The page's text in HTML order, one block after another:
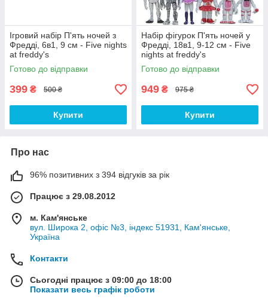
Ігровий набір П'ять ночей з
Фредді, 6в1, 9 см - Five nights
at freddy's
Готово до відправки
399 ₴ 500 ₴
Купити
Набір фігурок П'ять ночей у
Фредді, 18в1, 9-12 см - Five
nights at freddy's
Готово до відправки
949 ₴ 975 ₴
Купити
Про нас
96% позитивних з 394 відгуків за рік
Працює з 29.08.2012
м. Кам'янське
вул. Широка 2, офіс №3, індекс 51931, Кам'янське,
Україна
Контакти
Сьогодні працює з 09:00 до 18:00
Показати весь графік роботи